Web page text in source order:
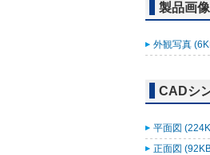
製品画像
外観写真
CADシ
平面図
正面図